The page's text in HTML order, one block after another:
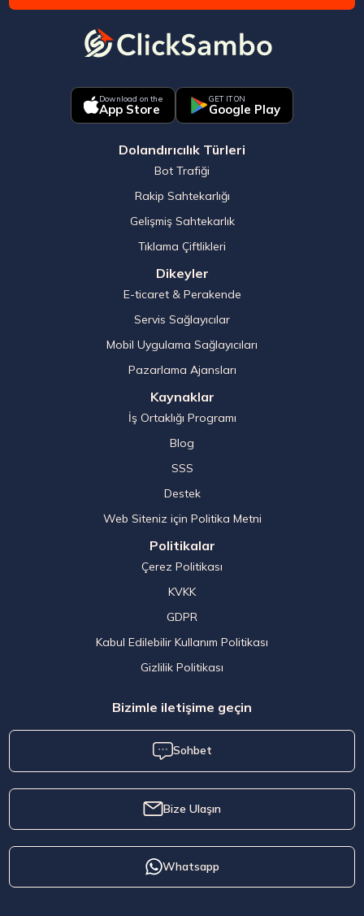
Download on the
App Store
GET IT ON
Google Play
Dolandırıcılık Türleri
Bot Trafiği
Rakip Sahtekarlığı
Gelişmiş Sahtekarlık
Tıklama Çiftlikleri
Dikeyler
E-ticaret & Perakende
Servis Sağlayıcılar
Mobil Uygulama Sağlayıcıları
Pazarlama Ajansları
Kaynaklar
İş Ortaklığı Programı
Blog
SSS
Destek
Web Siteniz için Politika Metni
Politikalar
Çerez Politikası
KVKK
GDPR
Kabul Edilebilir Kullanım Politikası
Gizlilik Politikası
Bizimle iletişime geçin
Sohbet
Bize Ulaşın
Whatsapp